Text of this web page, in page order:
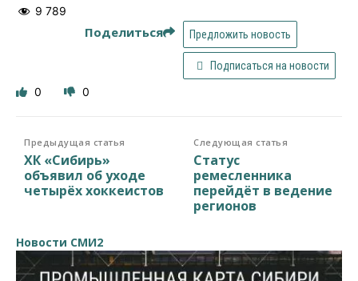
9 789
Поделиться Предложить новость
Подписаться на новости
0 0
Предыдущая статья
ХК «Сибирь»
объявил об уходе
четырёх хоккеистов
Следующая статья
Статус
ремесленника
перейдёт в ведение
регионов
Новости СМИ2